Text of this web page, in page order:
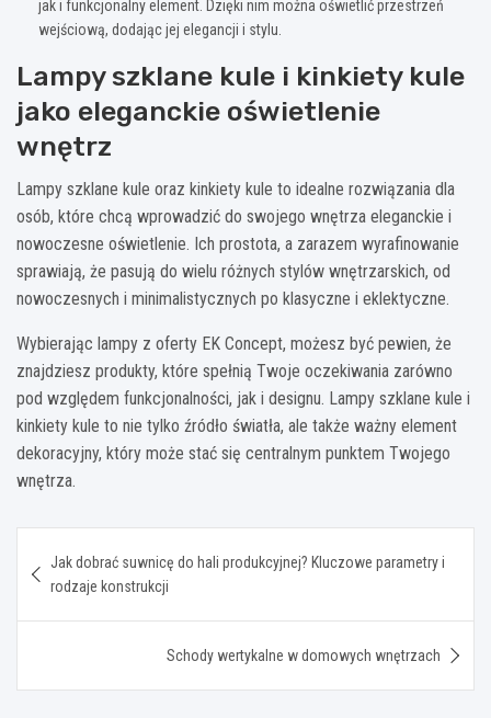
jak i funkcjonalny element. Dzięki nim można oświetlić przestrzeń
wejściową, dodając jej elegancji i stylu.
Lampy szklane kule i kinkiety kule
jako eleganckie oświetlenie
wnętrz
Lampy szklane kule oraz kinkiety kule to idealne rozwiązania dla
osób, które chcą wprowadzić do swojego wnętrza eleganckie i
nowoczesne oświetlenie. Ich prostota, a zarazem wyrafinowanie
sprawiają, że pasują do wielu różnych stylów wnętrzarskich, od
nowoczesnych i minimalistycznych po klasyczne i eklektyczne.
Wybierając lampy z oferty EK Concept, możesz być pewien, że
znajdziesz produkty, które spełnią Twoje oczekiwania zarówno
pod względem funkcjonalności, jak i designu. Lampy szklane kule i
kinkiety kule to nie tylko źródło światła, ale także ważny element
dekoracyjny, który może stać się centralnym punktem Twojego
wnętrza.
wpisu
Jak dobrać suwnicę do hali produkcyjnej? Kluczowe parametry i
rodzaje konstrukcji
Schody wertykalne w domowych wnętrzach